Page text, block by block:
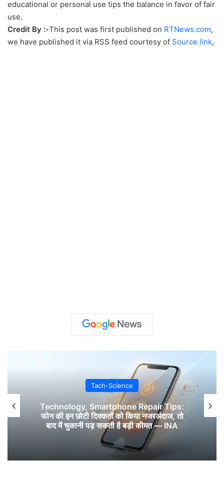
educational or personal use tips the balance in favor of fair
use.
Credit By :-This post was first published on RTNews.com,
we have published it via RSS feed courtesy of Source link,
Tach-Science
Technology, Smartphone Repair Tips:
फोन की इन छोटी दिक्कतों को किया नजरअंदाज, तो
बाद में चुकानी पड़ सकती है बड़ी कीमत — INA